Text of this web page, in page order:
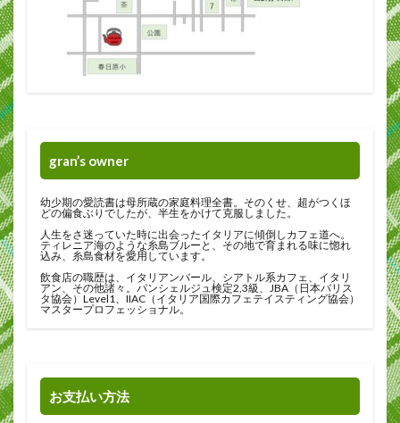
gran’s owner
幼少期の愛読書は母所蔵の家庭料理全書。そのくせ、超がつくほ
どの偏食ぶりでしたが、半生をかけて克服しました。
人生をさ迷っていた時に出会ったイタリアに傾倒しカフェ道へ。
ティレニア海のような糸島ブルーと、その地で育まれる味に惚れ
込み、糸島食材を愛用しています。
飲食店の職歴は、イタリアンバール、シアトル系カフェ、イタリ
アン、その他諸々。パンシェルジュ検定2,3級、JBA（日本バリス
タ協会）Level1、IIAC（イタリア国際カフェテイスティング協会）
マスタープロフェッショナル。
お支払い方法